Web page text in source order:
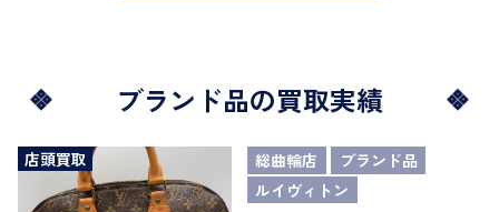
ブランド品の買取実績
店頭買取 総曲輪店
ブランド品
ルイヴィトン